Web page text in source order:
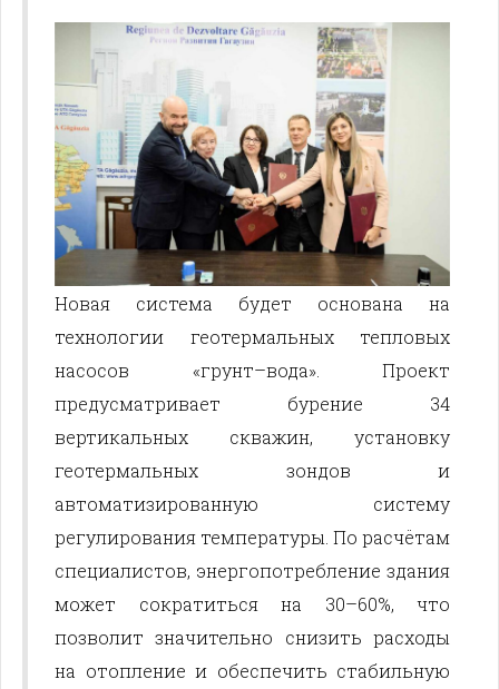
Новая система будет основана на
технологии геотермальных тепловых
насосов «грунт–вода». Проект
предусматривает бурение 34
вертикальных скважин, установку
геотермальных зондов и
автоматизированную систему
регулирования температуры. По расчётам
специалистов, энергопотребление здания
может сократиться на 30–60%, что
позволит значительно снизить расходы
на отопление и обеспечить стабильную